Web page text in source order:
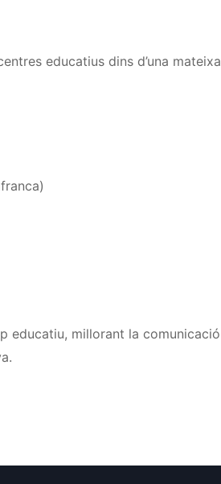
educatius dins d’una mateixa
educatiu, millorant la comunicació